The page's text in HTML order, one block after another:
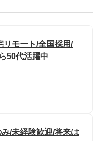
リモート/全国採用/
50代活躍中
/未経験歓迎/将来は